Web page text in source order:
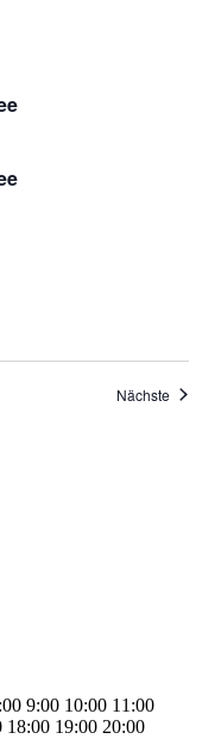
Nächste
9:00 10:00 11:00
18:00 19:00 20:00